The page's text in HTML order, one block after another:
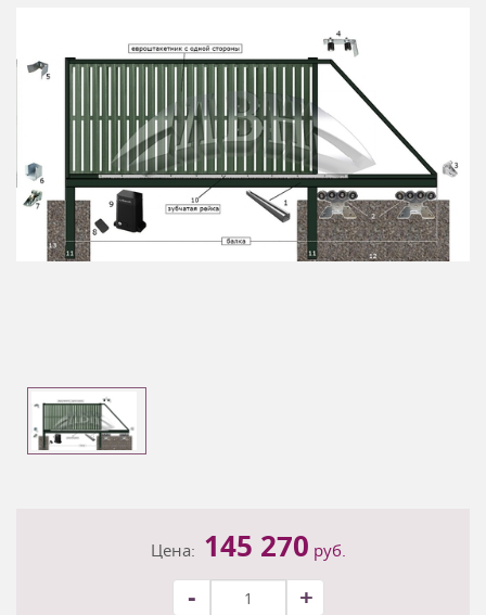
Цена: 145 270 руб.
- +